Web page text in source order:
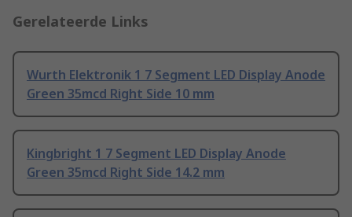
Gerelateerde Links
Wurth Elektronik 1 7 Segment LED Display Anode
Green 35mcd Right Side 10 mm
Kingbright 1 7 Segment LED Display Anode
Green 35mcd Right Side 14.2 mm